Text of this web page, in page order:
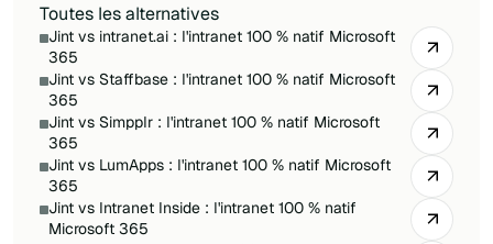
Toutes les alternatives
Jint vs intranet.ai : l'intranet 100 % natif Microsoft
365
Jint vs Staffbase : l'intranet 100 % natif Microsoft
365
Jint vs Simpplr : l'intranet 100 % natif Microsoft
365
Jint vs LumApps : l'intranet 100 % natif Microsoft
365
Jint vs Intranet Inside : l'intranet 100 % natif
Microsoft 365